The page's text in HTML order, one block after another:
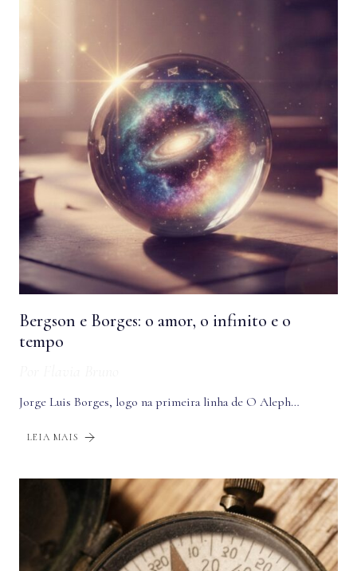
Bergson e Borges: o amor, o infinito e o
tempo
Jorge Luis Borges, logo na primeira linha de O Aleph…
LEIA MAIS